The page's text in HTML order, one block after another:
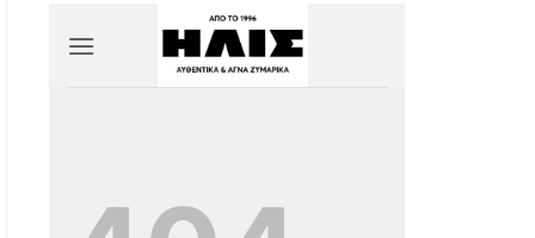
2ge3sheyTkgpAkeBan
Ref=pages_you_mana